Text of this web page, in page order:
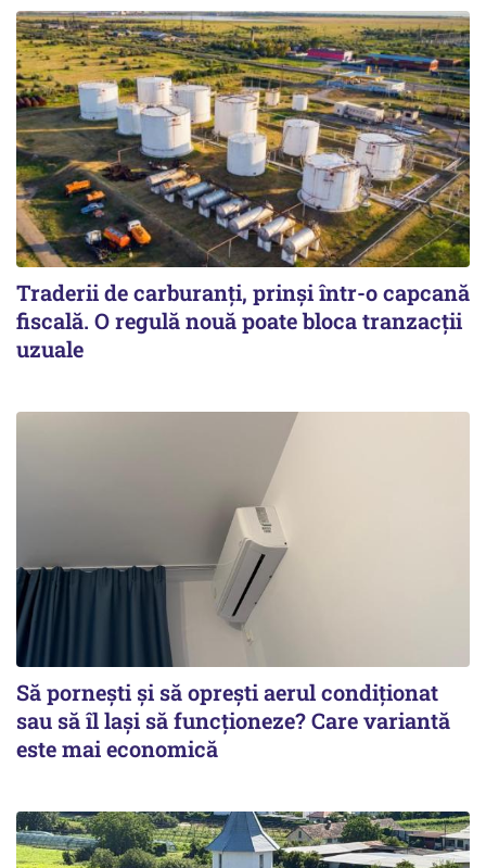
Traderii de carburanți, prinși într-o capcană
fiscală. O regulă nouă poate bloca tranzacții
uzuale
Să pornești și să oprești aerul condiționat
sau să îl lași să funcționeze? Care variantă
este mai economică